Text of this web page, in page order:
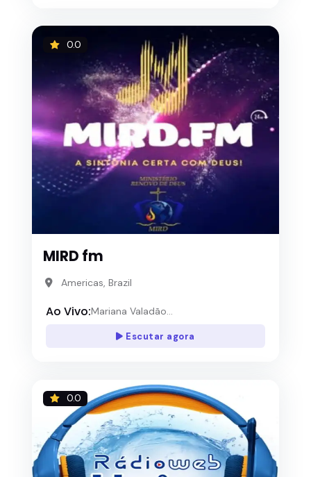
0.0
MIRD fm
Americas, Brazil
Ao Vivo:Mariana Valadão...
Escutar agora
0.0